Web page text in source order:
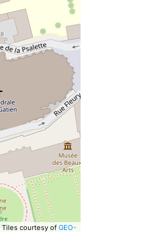
Tiles courtesy of GEO-